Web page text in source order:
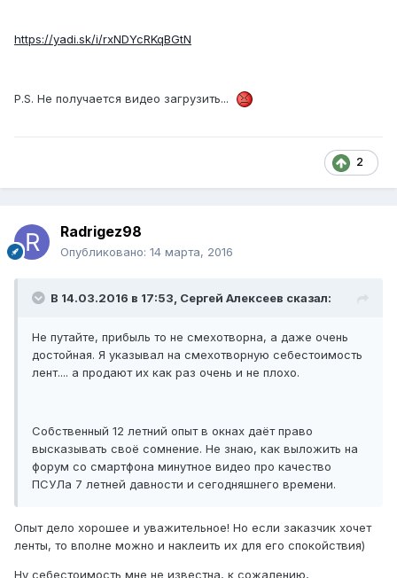
https://yadi.sk/i/rxNDYcRKqBGtN
P.S. Не получается видео загрузить...
2
Radrigez98
Опубликовано: 14 марта, 2016
В 14.03.2016 в 17:53, Сергей Алексеев сказал:
Не путайте, прибыль то не смехотворна, а даже очень
достойная. Я указывал на смехотворную себестоимость
лент.... а продают их как раз очень и не плохо.
Собственный 12 летний опыт в окнах даёт право
высказывать своё сомнение. Не знаю, как выложить на
форум со смартфона минутное видео про качество
ПСУЛа 7 летней давности и сегодняшнего времени.
Опыт дело хорошее и уважительное! Но если заказчик хочет
ленты, то вполне можно и наклеить их для его спокойствия)
Ну себестоимость мне не известна, к сожалению,